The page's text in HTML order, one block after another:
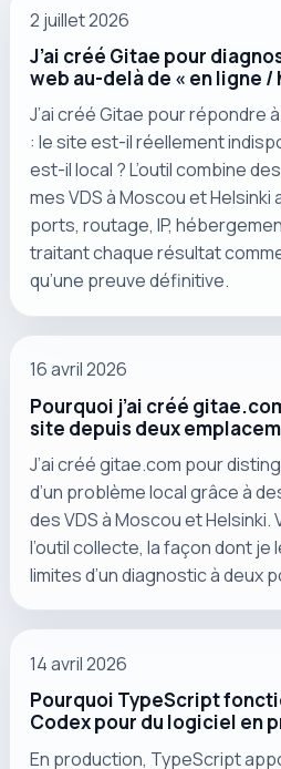
2 juillet 2026
J’ai créé Gitae pour
web au-delà de « en ligne /
J’ai créé Gitae pour répondre
: le site est-il réellement
est-il local ? L’outil combine
mes VDS à Moscou et Helsinki
ports, routage, IP,
traitant chaque résultat
qu’une preuve définitive.
16 avril 2026
Pourquoi j’ai créé
site depuis deux
J’ai créé gitae.com pour
d’un problème local grâce à
des VDS à Moscou et Helsinki.
l’outil collecte, la façon dont
limites d’un diagnostic à deux
14 avril 2026
Pourquoi TypeScript
Codex pour du logiciel en
En production, TypeScript